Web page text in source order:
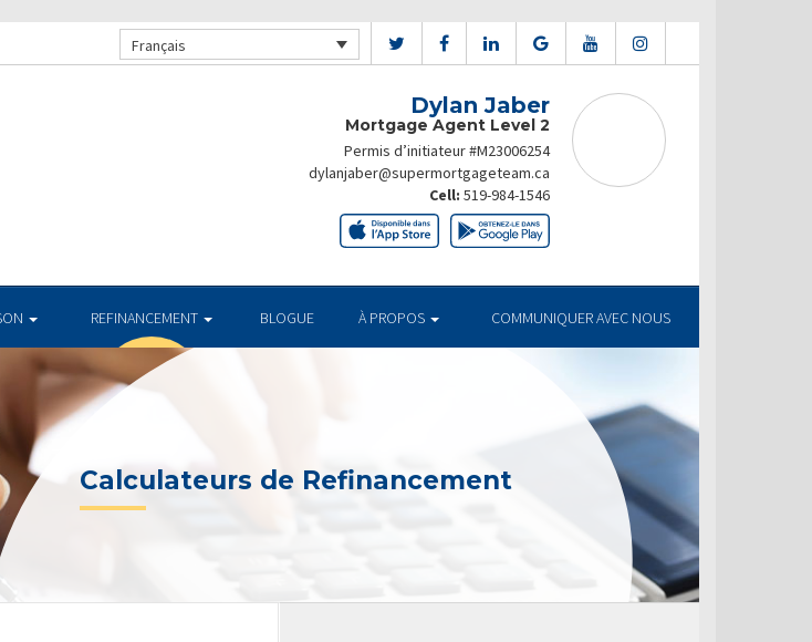
Français
Dylan Jaber
Mortgage Agent Level 2
Permis d’initiateur #M23006254
dylanjaber@supermortgageteam.ca
Cell: 519-984-1546
REFINANCEMENT BLOGUE À PROPOS COMMUNIQUER AVEC NOUS
Calculateurs de Refinancement